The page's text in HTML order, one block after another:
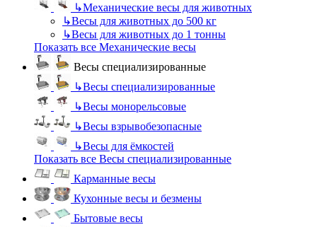
↳Механические весы для животных
↳Весы для животных до 500 кг
↳Весы для животных до 1 тонны
Показать все Механические весы
Весы специализированные
↳Весы специализированные
↳Весы монорельсовые
↳Весы взрывобезопасные
↳Весы для ёмкостей
Показать все Весы специализированные
Карманные весы
Кухонные весы и безмены
Бытовые весы